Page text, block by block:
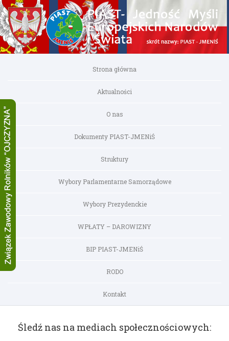
Strona główna
Aktualności
O nas
Dokumenty PIAST-JMENiŚ
Struktury
Wybory Parlamentarne Samorządowe
Wybory Prezydenckie
WPŁATY – DAROWIZNY
BIP PIAST-JMENiŚ
RODO
Kontakt
Śledź nas na mediach społecznościowych: